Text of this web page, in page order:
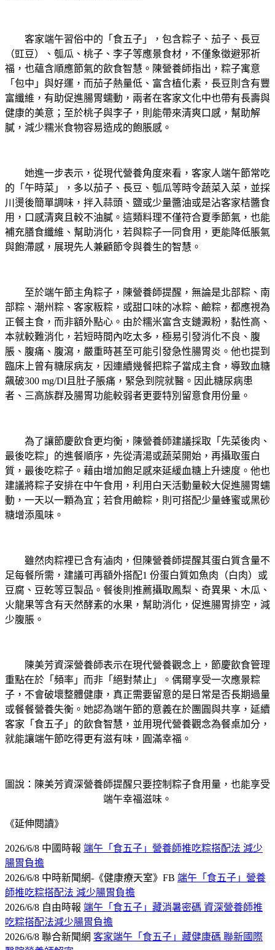
客家端午習俗中的「食五子」，包含粽子、茄子、長豆
（豇豆）、瓠瓜、桃子、李子等應景食材，不僅象徵避邪祈
福，也蘊含順應節氣的飲食智慧。陳營養師指出，粽子寓意
「包中」與好運，而茄子熱量低、富含植化素，長豆則含有豐
富纖維，有助促進腸胃蠕動，兩者在客家文化中也帶有長壽與
健康的美意；至於桃子與李子，則能帶來清爽口感，幫助解
膩，減少糯米食物容易造成的飽脹感。
她進一步表示，從現代營養角度來看，客家人端午節常吃
的「午時菜」，多以茄子、長豆、瓠瓜等時令蔬菜入菜，並採
川燙後簡單調味，拌入蒜頭、鹽或少量醬油或是沾客家桔醬食
用，口感清爽且較不油膩。這類料理不僅符合夏季節氣，也能
補充膳食纖維、幫助消化，若與粽子一同食用，更能降低脹氣
與飽滯感，展現先人兼顧節令與養生的智慧。
至於端午節主角粽子，陳營養師提醒，無論是北部粽、南
部粽、潮州粽、客家粄粽，或甜口味的冰粽、鹼粽，都應視為
正餐主食，而非額外點心。由於糯米富含支鏈澱粉，黏性高、
本就較難消化，若短時間內吃太多，極易引發消化不良、腹
脹、腹痛、腹瀉，嚴重時甚至可能引發急性腸胃炎。他也提到
臨床上曾有糖尿病友，因連續幾餐把粽子當成主食，導致血糖
飆破300 mg/Dl且肚子脹痛，緊急到院就醫。因此糖尿病患
者、三高族群及腸胃功能較弱者更要特別留意食用份量。
為了讓節慶飲食更均衡，陳營養師建議採取「先菜後肉、
最後吃粽」的進餐順序，先從清湯或蔬菜開始，再攝取蛋白
質，最後吃粽子。藉由增加飽足感來延緩血糖上升速度。他也
建議將粽子安排在中午食用，利用白天活動量較大促進腸胃蠕
動，一天以一顆為宜；若食用鹼粽，則可搭配少量蜂蜜或黑砂
糖增添風味。
雖然肉粽裡已含有滷肉，但陳營養師提醒其蛋白質含量不
足每餐所需，建議可再額外搭配1 份蛋白質如魚肉（白肉）或
豆腐、豆乾等豆製品。餐後則推薦攝取鳳梨、奇異果、木瓜、
火龍果等含有天然酵素的水果，幫助消化，促進腸胃排空，減
少腹脹。
陳美芳資深營養師表示在現代營養觀念上，節慶飲食管理
重點在於「頻率」而非「絕對禁止」。偶爾享受一次應景粽
子，不會破壞整體健康，真正需要留意的是日常是否長期過量
或餐餐營養失衡。她認為端午節的意義在於團圓與共享，延續
客家「食五子」的飲食智慧，並用現代營養觀念為餐桌加分，
就能讓端午節吃得更有滋有味，圓滿幸福。
圖說：陳美芳資深營養師提醒只要控制粽子食用量，也能享受
端午幸福滋味。
《延伸閱讀》
2026/6/8 中國時報 端午「食五子」營養師推吃粽搭配法 減少
腸胃負擔
2026/6/8 中時新聞網-《健康療天室》FB 端午「食五子」營養
師推吃粽搭配法 減少腸胃負擔
2026/6/8 自由時報 端午「食五子」藏消暑密碼 資深營養師推
吃粽搭配法減少腸胃負擔
2026/6/8 聯合新聞網 客家端午「食五子」藏健康碼 聯新國際